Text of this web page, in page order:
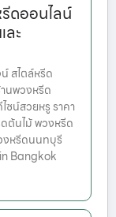
ดออนไลน์
ะ
สไตล์หรีด
นพวงหรีด
ซน์สวยหรู ราคา
ต้นไม้ พวงหรีด
งหรีดนนทบุรี
Bangkok